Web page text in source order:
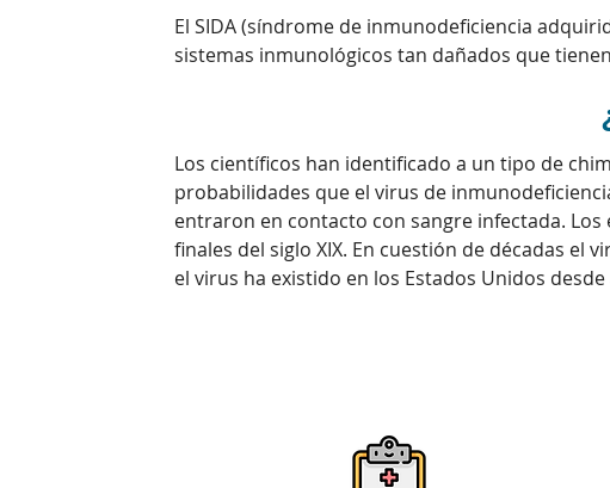
El SIDA (síndrome de inmunodeficiencia
sistemas inmunológicos tan dañados que
Los científicos han identificado a un tipo de
probabilidades que el virus de
entraron en contacto con sangre infectada.
finales del siglo XIX. En cuestión de décadas
el virus ha existido en los Estados Unidos desde